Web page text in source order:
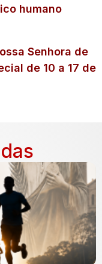
humano
Senhora de
de 10 a 17 de